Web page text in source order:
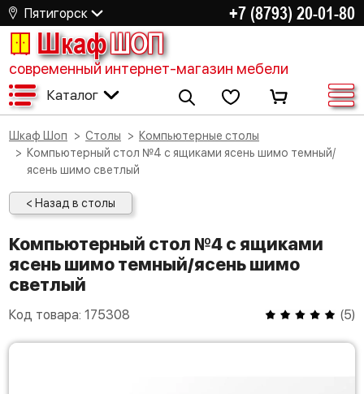
Пятигорск +7 (8793) 20-01-80
ШкафШОП
современный интернет-магазин мебели
Каталог
Шкаф Шоп Столы
Компьютерные столы
Компьютерный стол №4 с ящиками ясень шимо темный/
ясень шимо светлый
< Назад в столы
Компьютерный стол №4 с ящиками
ясень шимо темный/ясень шимо
светлый
Код товара: 175308 (5)